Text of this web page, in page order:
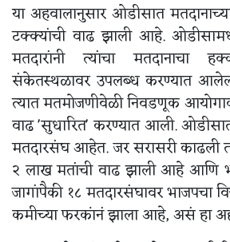
या अहवालानुसार ओडीसात
टक्क्यांची वाढ झाली आहे.
मतदारांनी त्यांचा मतदानाचा
संकेतस्थळावर उपलब्ध करण्यात
त्यात मतमोजणीवेळी निवडणूक
वाढ 'सुधारित' करण्यात आली.
मतदारसंघ आहेत. जर सरासरी काढली
२ लाख मतांची वाढ झाली आहे आणि
जागांपैकी १८ मतदारसंघावर भाजपचा
कमीच्या फरकांनं झाला आहे, असं हा